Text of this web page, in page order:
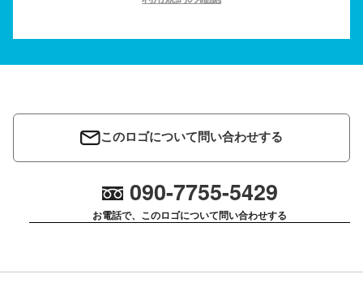
このロゴについて問い合わせする
090-7755-5429
お電話で、このロゴについて問い合わせする